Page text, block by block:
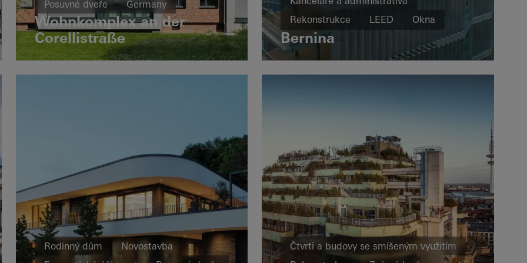
Posuvné dveře
Germany
Wohnkomplex an der
Corellistraße
Rekonstrukce
LEED
Okna
Fasády
Bernina
Rodinný dům
Novostavba
Čtvrti a budovy se smíšeným využitím